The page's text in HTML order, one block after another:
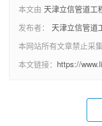
本文由 天津立信管道工
发布者： 天津立信管道
本网站所有文章禁止采
本文链接： https://